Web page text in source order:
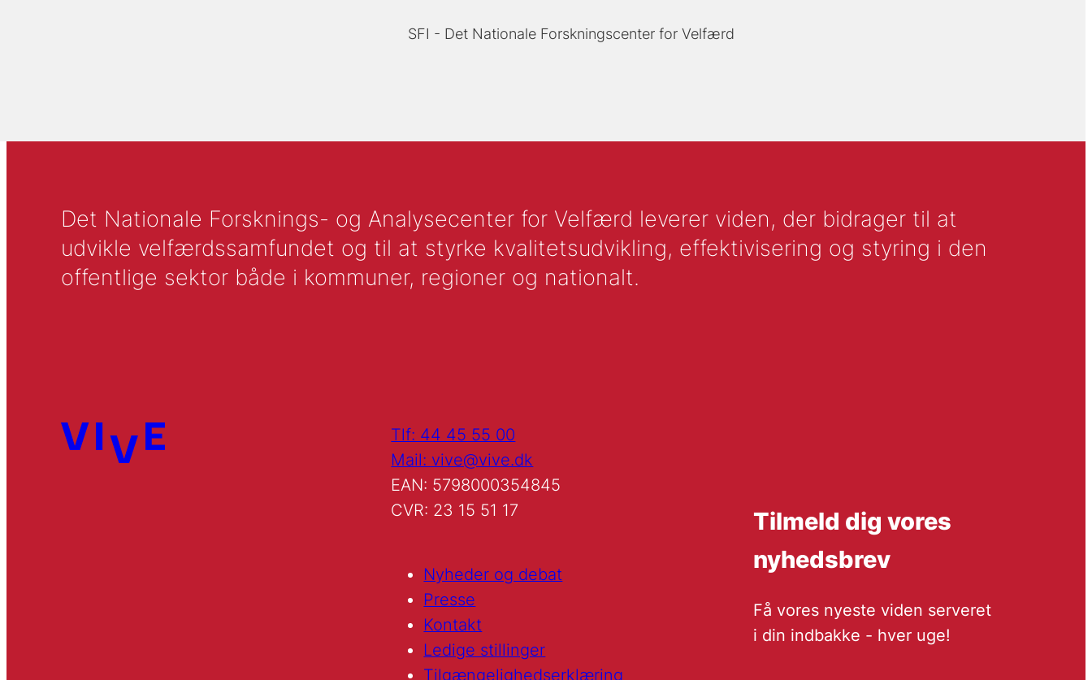
SFI - Det Nationale Forskningscenter for Velfærd
Det Nationale Forsknings- og Analysecenter for Velfærd leverer viden, der bidrager til at
udvikle velfærdssamfundet og til at styrke kvalitetsudvikling, effektivisering og styring i den
offentlige sektor både i kommuner, regioner og nationalt.
Tlf: 44 45 55 00
Mail: vive@vive.dk
EAN: 5798000354845
CVR: 23 15 51 17
Nyheder og debat
Presse
Kontakt
Ledige stillinger
Tilgængelighedserklæring
Tilmeld dig vores
nyhedsbrev
Få vores nyeste viden serveret
i din indbakke - hver uge!